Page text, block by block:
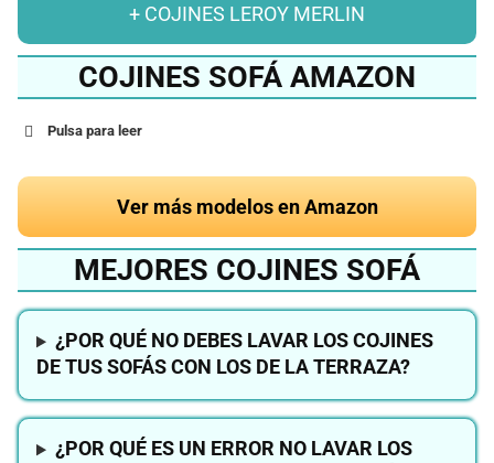
+ COJINES LEROY MERLIN
COJINES SOFÁ AMAZON
Pulsa para leer
Ver más modelos en Amazon
MEJORES COJINES SOFÁ
¿POR QUÉ NO DEBES LAVAR LOS COJINES
DE TUS SOFÁS CON LOS DE LA TERRAZA?
¿POR QUÉ ES UN ERROR NO LAVAR LOS